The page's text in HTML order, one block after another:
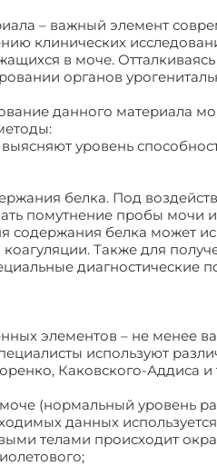
– важный элемент
клинических
в моче.
органов
данного материала
уровень
белка. Под
помутнение пробы мочи
содержания белка может
Также для
диагностические
элементов – не менее
используют
Каковского-Аддиса и
(нормальный уровень
данных
телами происходит